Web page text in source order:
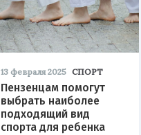
13 февраля 2025 СПОРТ
Пензенцам помогут
выбрать наиболее
подходящий вид
спорта для ребенка